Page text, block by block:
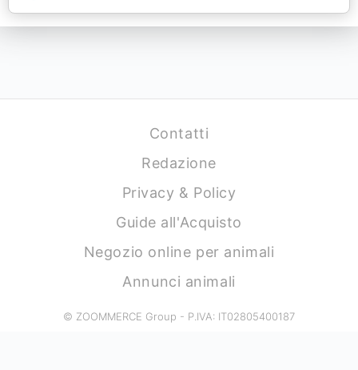
Contatti
Redazione
Privacy & Policy
Guide all'Acquisto
Negozio online per animali
Annunci animali
© ZOOMMERCE Group - P.IVA: IT02805400187